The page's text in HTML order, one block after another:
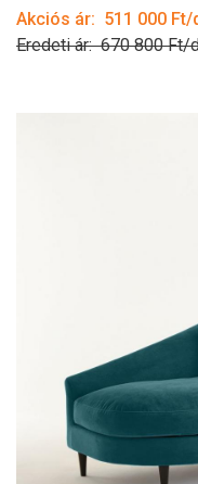
Akciós ár: 511 000 Ft/
Eredeti ár: 670 800 Ft/